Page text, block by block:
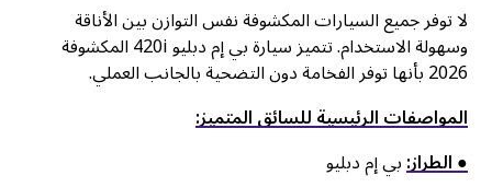
لا توفر جميع السيارات المكشوفة نفس التوازن بين الأناقة
وسهولة الاستخدام. تتميز سيارة بي إم دبليو 420i المكشوفة
2026 بأنها توفر الفخامة دون التضحية بالجانب العملي.
المواصفات الرئيسية للسائق المتميز:
● الطراز:بي إم دبليو